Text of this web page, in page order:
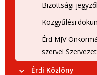
Bizottsági
Közgyűlési
Érd MJV
szervei
Érdi Közlöny